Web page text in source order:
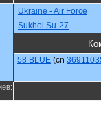
Ukraine - Air Force
Sukhoi Su-27
58 BLUE (cn